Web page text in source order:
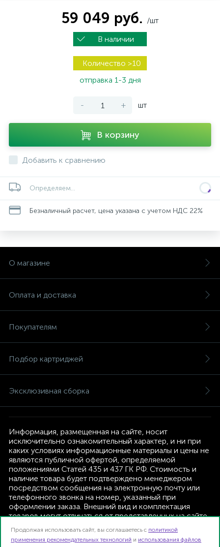
59 049 руб. /шт
В наличии
Количество >10
отправка 1-3 дня
- + шт
В корзину
Добавить к сравнению
Определяем...
Безналичный расчет, цена указана с учетом НДС 22%
О магазине
Оплата и доставка
Покупателям
Подбор картриджей
Эксклюзивная сборка
Информация, размещенная на сайте, носит
исключительно ознакомительный характер, и ни при
каких условиях информационные материалы и цены не
являются публичной офертой, определяемой
положениями Статей 435 и 437 ГК РФ. Стоимость и
наличие товара будет подтверждено менеджером
посредством сообщения на электронную почту или
телефонного звонка на номер, указанный при
оформлении заказа. Внешний вид и комплектация
товаров могут отличаться от представленных на сайте.
текущую комплектацию, без дополнительного
уведомления.
Продолжая использовать сайт, вы соглашаетесь с политикой
применения рекомендательных технологий и использования файлов